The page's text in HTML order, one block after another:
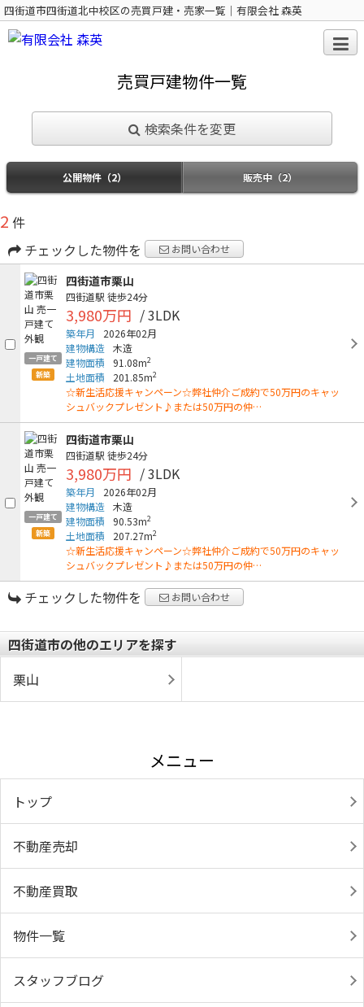
四街道市四街道北中校区の売買戸建・売家一覧｜有限会社 森英
売買戸建物件一覧
検索条件を変更
公開物件（2） 販売中（2）
2 件
チェックした物件を
お問い合わせ
一戸建て
新築
四街道市栗山
四街道駅 徒歩24分
3,980万円 / 3LDK
築年月
2026年02月
建物構造 木造
建物面積
91.08m2
土地面積 201.85m2
☆新生活応援キャンペーン☆弊社仲介ご成約で50万円のキャッ
シュバックプレゼント♪または50万円の仲…
一戸建て
新築
四街道市栗山
四街道駅 徒歩24分
3,980万円 / 3LDK
築年月
2026年02月
建物構造 木造
建物面積
90.53m2
土地面積 207.27m2
☆新生活応援キャンペーン☆弊社仲介ご成約で50万円のキャッ
シュバックプレゼント♪または50万円の仲…
チェックした物件を お問い合わせ
四街道市の他のエリアを探す
栗山
メニュー
トップ
不動産売却
不動産買取
物件一覧
スタッフブログ